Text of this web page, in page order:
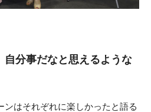
自分事だなと思えるような
ンはそれぞれに楽しかったと語る